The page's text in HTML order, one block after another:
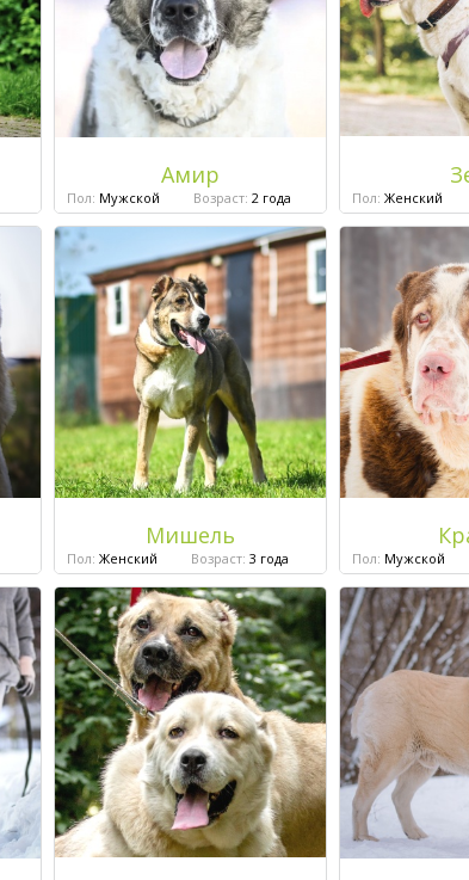
Амир
Пол: Мужской Возраст: 2 года Пол: Женский
Мишель
Пол: Женский Возраст: 3 года Пол: Мужской